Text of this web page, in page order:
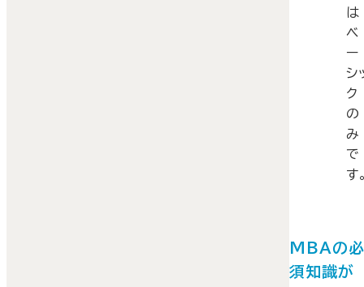
は
ベ
ー
シ
ク
の
み
で
す
MBAの
須知識が